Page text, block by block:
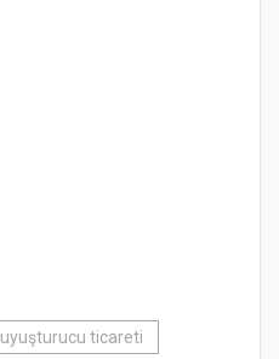
uyuşturucu ticareti